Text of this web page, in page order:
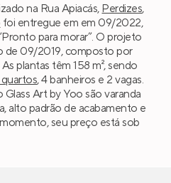
na Rua Apiacás, Perdizes,
foi entregue em em 09/2022,
para morar”. O projeto
de 09/2019, composto por
plantas têm 158 m², sendo
, 4 banheiros e 2 vagas.
Glass Art by Yoo são varanda
alto padrão de acabamento e
seu preço está sob